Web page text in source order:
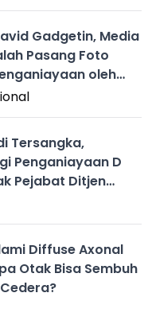
Gadgetin, Media
Pasang Foto
oleh
Tersangka,
Penganiayaan D
Pejabat Ditjen
Diffuse Axonal
Otak Bisa Sembuh